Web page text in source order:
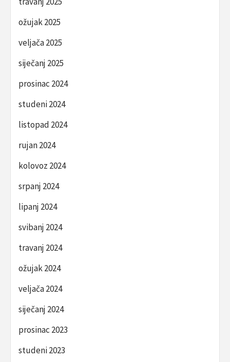
ožujak 2025
veljača 2025
siječanj 2025
prosinac 2024
studeni 2024
listopad 2024
rujan 2024
kolovoz 2024
srpanj 2024
lipanj 2024
svibanj 2024
travanj 2024
ožujak 2024
veljača 2024
siječanj 2024
prosinac 2023
studeni 2023